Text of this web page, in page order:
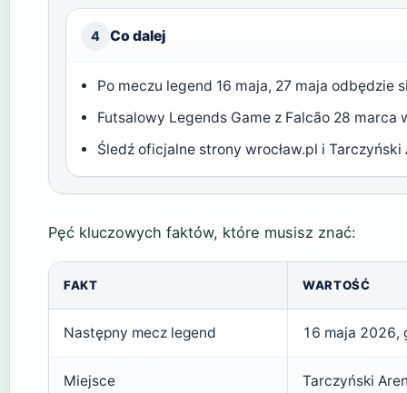
4 Co dalej
Po meczu legend 16 maja, 27 maja
Futsalowy Legends Game z Falcão 28 marca
Śledź oficjalne strony wrocław.pl i
Pęć kluczowych faktów, które musisz znać:
FAKT WARTOŚĆ
Następny mecz legend 16 maja 2026,
Miejsce Tarczyński